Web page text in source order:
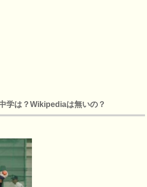
学は？Wikipediaは無いの？